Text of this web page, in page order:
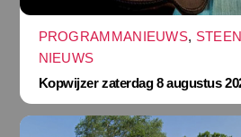
PROGRAMMANIEUWS,
NIEUWS
Kopwijzer zaterdag 8 augustus